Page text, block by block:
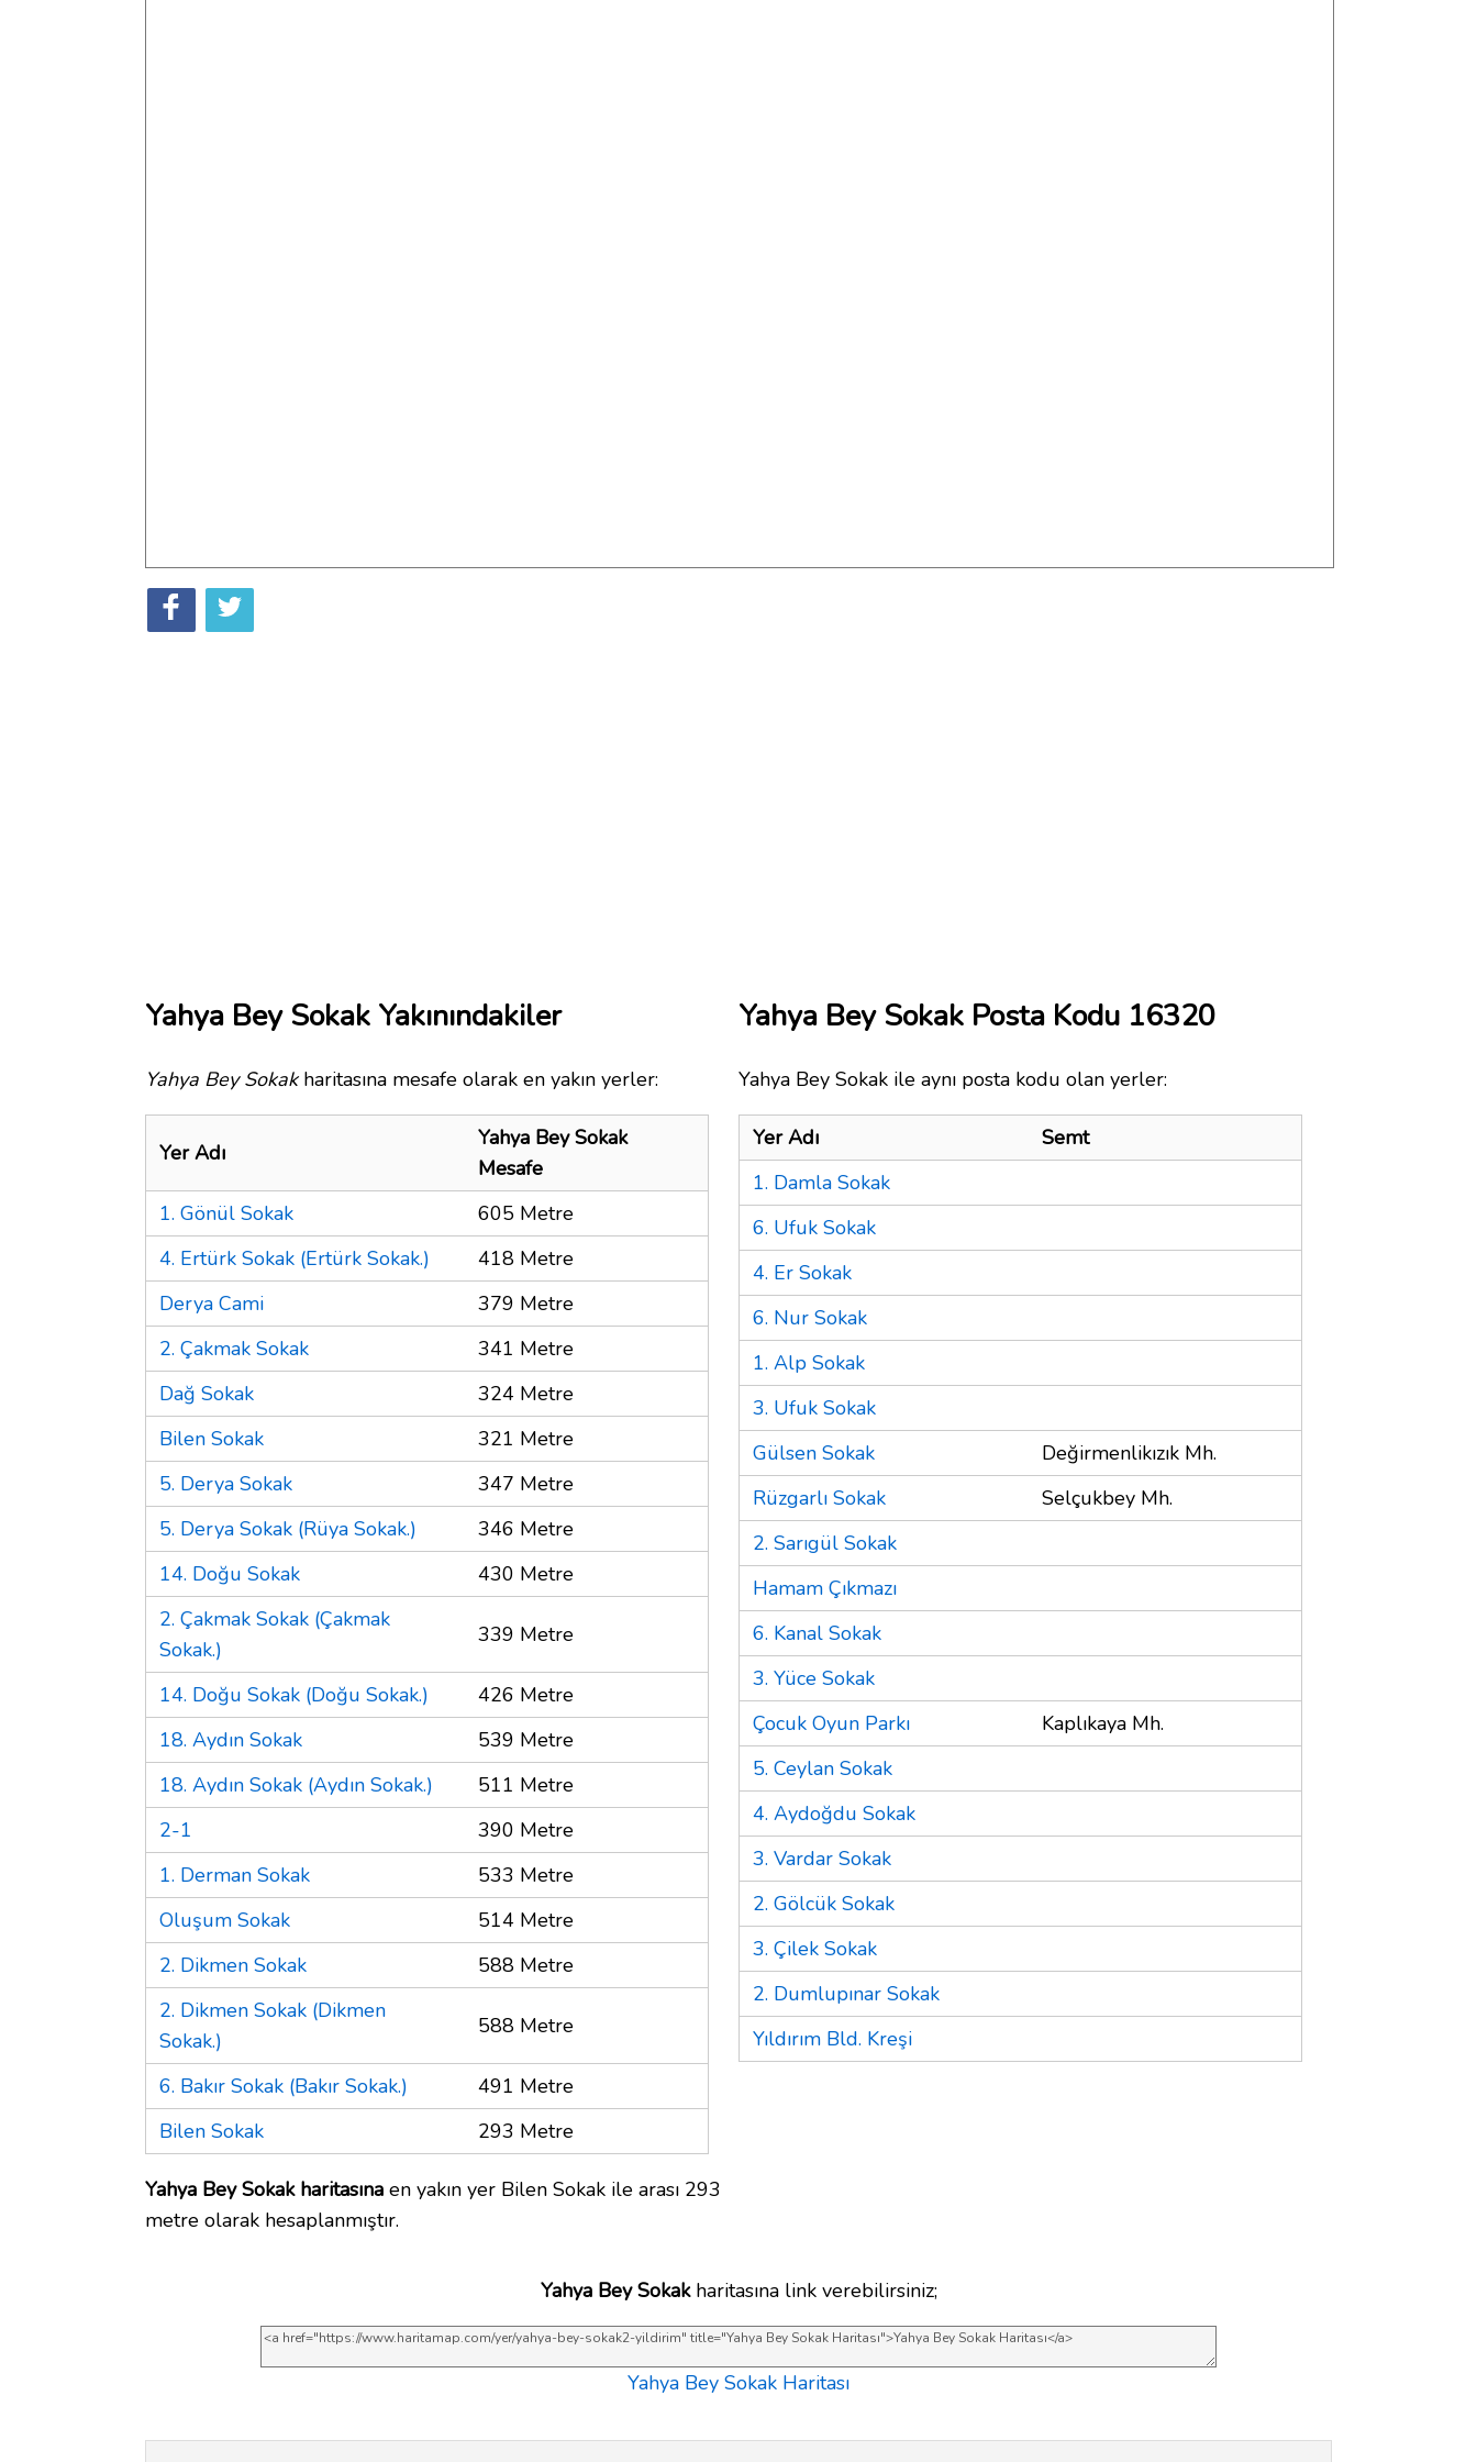
Yahya Bey Sokak Yakınındakiler
Yahya Bey Sokakharitasına mesafe olarak en yakın yerler:
Yer Adı
Yahya Bey Sokak
Mesafe
1. Gönül Sokak
605 Metre
4. Ertürk Sokak (Ertürk Sokak.)
418 Metre
Derya Cami
379 Metre
2. Çakmak Sokak
341 Metre
Dağ Sokak
324 Metre
Bilen Sokak
321 Metre
5. Derya Sokak
347 Metre
5. Derya Sokak (Rüya Sokak.)
346 Metre
14. Doğu Sokak
430 Metre
2. Çakmak Sokak (Çakmak
Sokak.)
339 Metre
14. Doğu Sokak (Doğu Sokak.)
426 Metre
18. Aydın Sokak
539 Metre
18. Aydın Sokak (Aydın Sokak.)
511 Metre
2-1
390 Metre
1. Derman Sokak
533 Metre
Oluşum Sokak
514 Metre
2. Dikmen Sokak
588 Metre
2. Dikmen Sokak (Dikmen
Sokak.)
588 Metre
6. Bakır Sokak (Bakır Sokak.)
491 Metre
Bilen Sokak
293 Metre
Yahya Bey Sokak haritasına en yakın yer Bilen Sokak ile arası 293
metre olarak hesaplanmıştır.
Yahya Bey Sokak Posta Kodu 16320
Yahya Bey Sokak ile aynı posta kodu olan yerler:
Yer Adı
Semt
1. Damla Sokak
6. Ufuk Sokak
4. Er Sokak
6. Nur Sokak
1. Alp Sokak
3. Ufuk Sokak
Gülsen Sokak
Değirmenlikızık Mh.
Rüzgarlı Sokak
Selçukbey Mh.
2. Sarıgül Sokak
Hamam Çıkmazı
6. Kanal Sokak
3. Yüce Sokak
Çocuk Oyun Parkı
Kaplıkaya Mh.
5. Ceylan Sokak
4. Aydoğdu Sokak
3. Vardar Sokak
2. Gölcük Sokak
3. Çilek Sokak
2. Dumlupınar Sokak
Yıldırım Bld. Kreşi
Yahya Bey Sokakharitasına link verebilirsiniz;
Yahya Bey Sokak Haritası